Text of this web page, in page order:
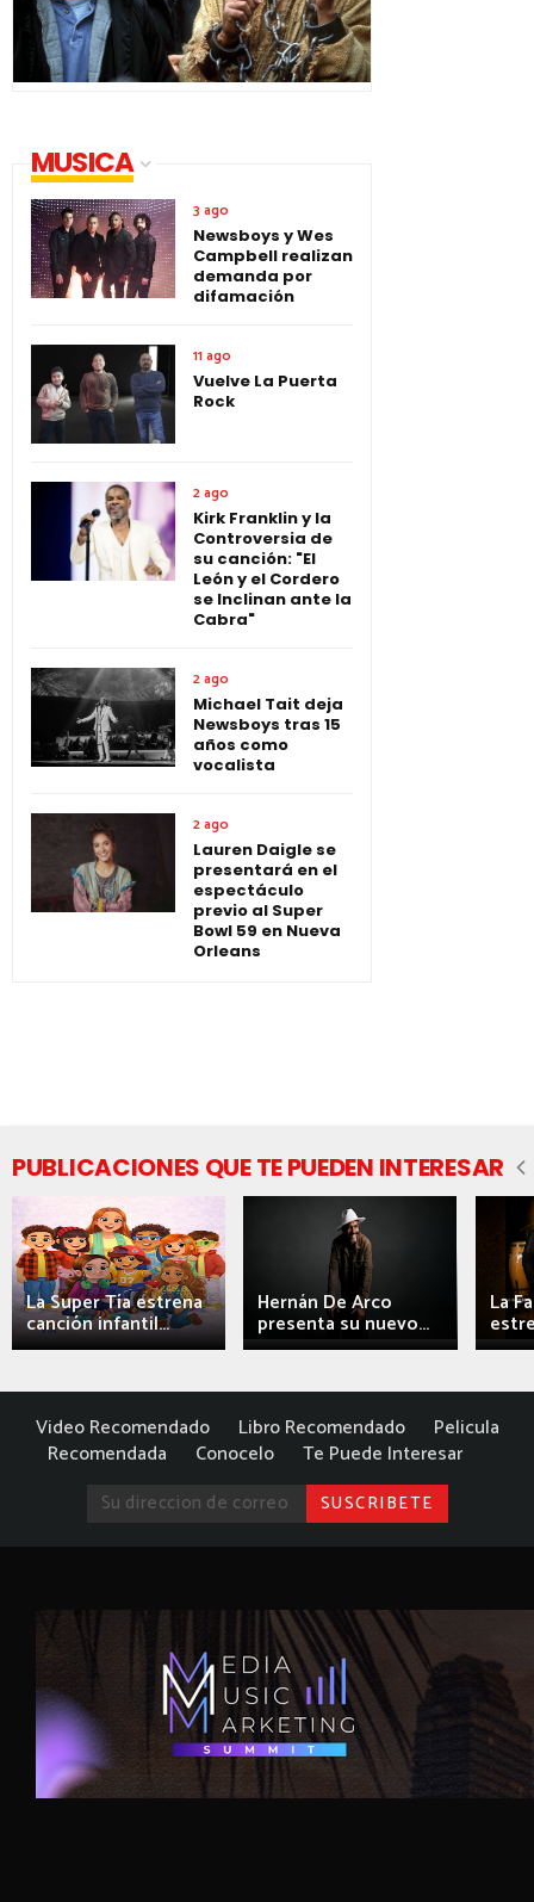
MUSICA
3 ago
Newsboys y Wes
Campbell realizan
demanda por
difamación
11 ago
Vuelve La Puerta
Rock
2 ago
Kirk Franklin y la
Controversia de
su canción: "El
León y el Cordero
se Inclinan ante la
Cabra"
2 ago
Michael Tait deja
Newsboys tras 15
años como
vocalista
2 ago
Lauren Daigle se
presentará en el
espectáculo
previo al Super
Bowl 59 en Nueva
Orleans
PUBLICACIONES QUE TE PUEDEN INTERESAR
La Super Tía estrena
canción infantil...
Hernán De Arco
presenta su nuevo...
La
Video Recomendado Libro Recomendado
Pelicula
Recomendada
Conocelo Te Puede Interesar